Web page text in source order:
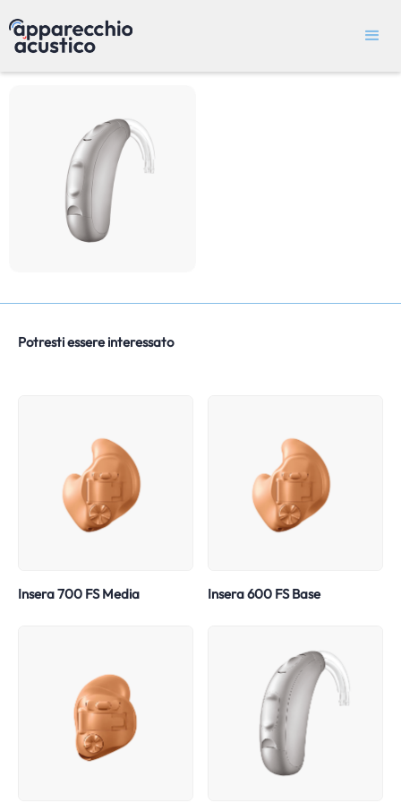
Potresti essere interessato
Insera 700 FS Media Insera 600 FS Base